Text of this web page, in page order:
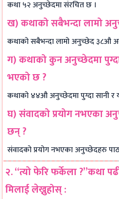
कथा ५२ अनुच्छेदमा संरचित छ ।
ख) कथाको सबैभन्दा लामो
कथाको सबैभन्दा लामो अनुच्छेद ३८औ
ग) कथाको कुन अनुच्छेदमा पुग्दा
भएको छ ?
कथाको ४४औ अनुच्छेदमा पुग्दा सानी र
घ) संवादको प्रयोग नभएका
छन् ?
संवादको प्रयोग नभएका अनुच्छेदहरु
२. “त्यो फेरि फर्केला ?”कथा
मिलाई लेख्नुहोस् :